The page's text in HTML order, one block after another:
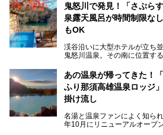
ここは首都圏から1泊で行き
建つホテルで、バイキングの
ナ、フリーフローサービスの
ポットがたくさんあり、3世代
たり。
そんな「大江戸温泉物語
力を詳しく紹介しちゃいます。
───
提供元：大江戸温泉物語ホテ
R】
この記事は大江戸温泉物語
記事です。
鬼怒川で発見！「さぷら
泉露天風呂が時間制限な
もOK
渓谷沿いに大型ホテルが立ち
鬼怒川温泉。その南に位置す
こだわりのサウナ、掛け流し
呂、食事処、休憩室など備え
ませんが、鬼怒川温泉観光の
一日リフレッシュするための
スポットです。時間制限も無
日サウナや温泉を楽しんでお
ますよ。
あの温泉が帰ってきた！
ふり那須高雄温泉ロッジ
掛け流し
名湯と温泉ファンによく知ら
年10月にリニューアルオープ